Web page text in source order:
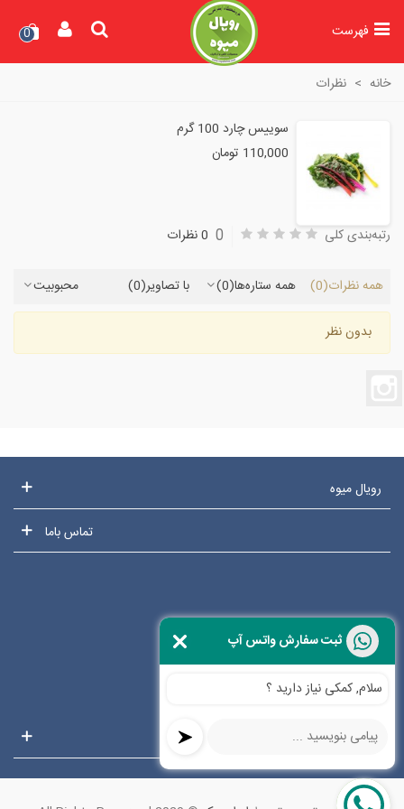
فهرست 0
خانه > نظرات
سوییس چارد 100 گرم
110,000 تومان
رتبه‌بندی کلی 0 0 نظرات
همه نظرات(0) همه ستاره‌ها(0) با تصاویر(0) محبوبیت
بدون نظر
ثبت سفارش واتس آپ
سلام, کمکی نیاز دارید ؟
رویال میوه
تماس باما
تگ‌های محبوب